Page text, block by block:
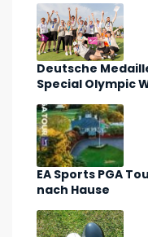
Deutsche
Special Olympic
EA Sports PGA
nach Hause